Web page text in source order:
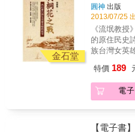
民生存及生
策、土地、
社會構造，
徑。本書收
文字，包括
代表作《尊
後，睽違多
照，橫跨近
爽文號召十
族群的西拉
聯軍參與
導反清卻被
娘，從小習
的作戰法術
入天地會陣
力營救被擄
能讓族人擺
不容遺忘的
金石堂
圓神 出版
2013/07/25
《流氓教授
的原住民史
族台灣女英
台灣女英雄
刺桐花上戰
如何施法作
柱國夫人。
特價 189
電
【電子書